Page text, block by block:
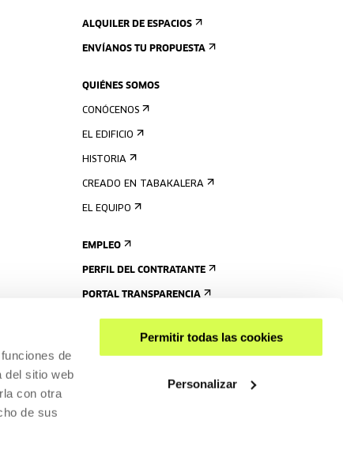
de
del sitio web
con otra
de sus
Permitir todas las cookies
Personalizar
ALQUILER DE ESPACIOS
ENVÍANOS TU PROPUESTA
QUIÉNES SOMOS
CONÓCENOS
EL EDIFICIO
HISTORIA
CREADO EN TABAKALERA
EL EQUIPO
EMPLEO
PERFIL DEL CONTRATANTE
PORTAL TRANSPARENCIA